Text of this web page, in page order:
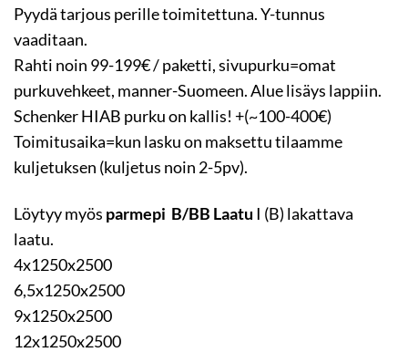
Pyydä tarjous perille toimitettuna. Y-tunnus
vaaditaan.
Rahti noin 99-199€ / paketti, sivupurku=omat
purkuvehkeet, manner-Suomeen. Alue lisäys lappiin.
Schenker HIAB purku on kallis! +(~100-400€)
Toimitusaika=kun lasku on maksettu tilaamme
kuljetuksen (kuljetus noin 2-5pv).
Löytyy myös parmepi B/BB Laatu I (B) lakattava
laatu.
4x1250x2500
6,5x1250x2500
9x1250x2500
12x1250x2500